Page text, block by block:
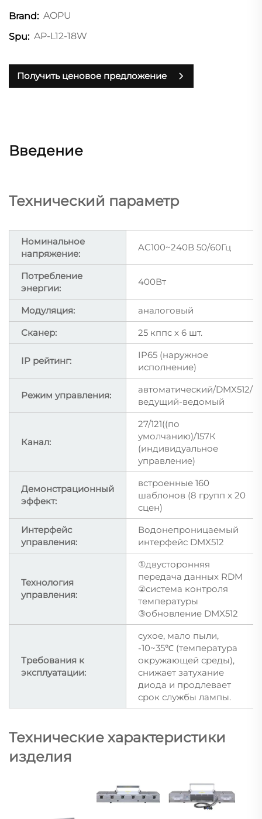
Brand: AOPU
Spu: AP-L12-18W
Получить ценовое предложение
Введение
Технический параметр
Номинальное
напряжение:
AC100~240В 50/60Гц
Потребление
энергии:
400Вт
Модуляция:
аналоговый
Сканер:
25 кппс x 6 шт.
IP рейтинг:
IP65 (наружное
исполнение)
Режим управления:
автоматический/DMX512/
ведущий-ведомый
Канал:
27/121((по
умолчанию)/157К
(индивидуальное
управление)
Демонстрационный
эффект:
встроенные 160
шаблонов (8 групп x 20
сцен)
Интерфейс
управления:
Водонепроницаемый
интерфейс DMX512
Технология
управления:
①двусторонняя
передача данных RDM
②система контроля
температуры
③обновление DMX512
Требования к
эксплуатации:
сухое, мало пыли,
-10~35℃ (температура
окружающей среды),
снижает затухание
диода и продлевает
срок службы лампы.
Технические характеристики
изделия